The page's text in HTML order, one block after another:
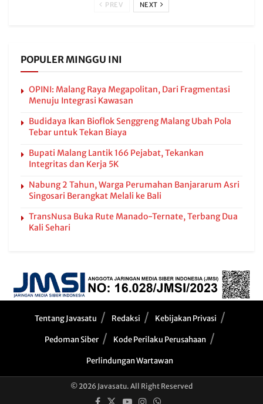
PREV NEXT
POPULER MINGGU INI
OPINI: Malang Raya Megapolitan, Dari Fragmentasi
Menuju Integrasi Kawasan
Budidaya Ikan Bioflok Senggreng Malang Ubah Pola
Tebar untuk Tekan Biaya
Bupati Malang Lantik 166 Pejabat, Tekankan
Integritas dan Kerja 5K
Nabung 2 Tahun, Warga Perumahan Banjararum Asri
Singosari Berangkat Melali ke Bali
TransNusa Buka Rute Manado-Ternate, Terbang Dua
Kali Sehari
Tentang Javasatu Redaksi Kebijakan Privasi
Pedoman Siber Kode Perilaku Perusahaan
Perlindungan Wartawan
© 2026 Javasatu. All Right Reserved